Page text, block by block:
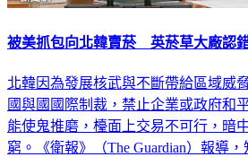
被美抓包向北韓賣菸 英菸草大廠認
北韓因為發展核武與不斷帶給區域威
國與國國際制裁，禁止企業或政府和
能使鬼推磨，檯面上交易不可行，暗
窮。《衛報》（The Guardian）報導